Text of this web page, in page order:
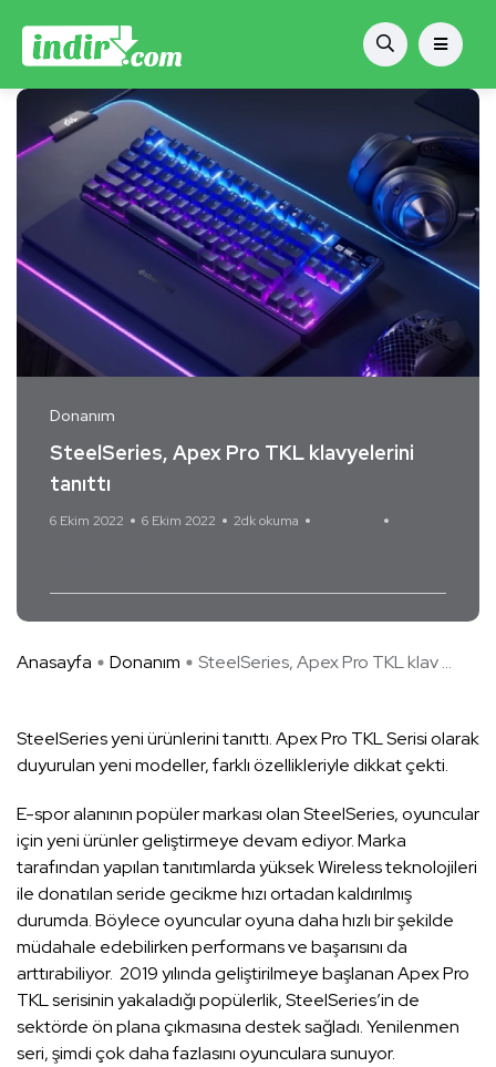
Donanım
SteelSeries, Apex Pro TKL klavyelerini
tanıttı
6 Ekim 2022 6 Ekim 2022 2dk okuma
Anasayfa Donanım SteelSeries, Apex Pro TKL klav ...
SteelSeries yeni ürünlerini tanıttı. Apex Pro TKL Serisi olarak
duyurulan yeni modeller, farklı özellikleriyle dikkat çekti.
E-spor alanının popüler markası olan SteelSeries, oyuncular
için yeni ürünler geliştirmeye devam ediyor. Marka
tarafından yapılan tanıtımlarda yüksek Wireless teknolojileri
ile donatılan seride gecikme hızı ortadan kaldırılmış
durumda. Böylece oyuncular oyuna daha hızlı bir şekilde
müdahale edebilirken performans ve başarısını da
arttırabiliyor. 2019 yılında geliştirilmeye başlanan Apex Pro
TKL serisinin yakaladığı popülerlik, SteelSeries’in de
sektörde ön plana çıkmasına destek sağladı. Yenilenmen
seri, şimdi çok daha fazlasını oyunculara sunuyor.